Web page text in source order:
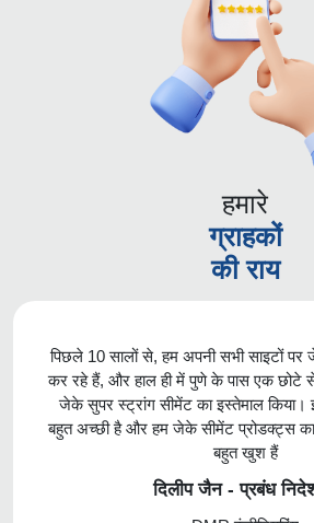
हमारे
ग्राहकों
की राय
पिछले 10 सालों से, हम अपनी सभी साइटों
कर रहे हैं, और हाल ही में पुणे के पास एक छोटे से
जेके सुपर स्ट्रांग सीमेंट का इस्तेमाल किया।
बहुत अच्छी है और हम जेके सीमेंट प्रोडक्ट्स
बहुत खुश हैं
दिलीप जैन - प्रबंध